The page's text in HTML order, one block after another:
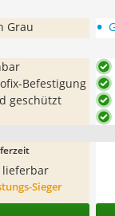
Grau •
Befestigung
geschützt
lieferbar
Sieger